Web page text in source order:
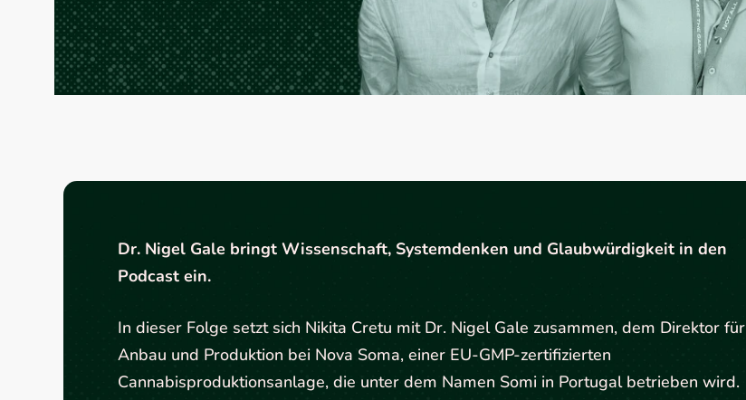
Dr. Nigel Gale bringt Wissenschaft, Systemdenken und Glaubwürdigkeit in den
Podcast ein.
In dieser Folge setzt sich Nikita Cretu mit Dr. Nigel Gale zusammen, dem Direktor für
Anbau und Produktion bei Nova Soma, einer EU-GMP-zertifizierten
Cannabisproduktionsanlage, die unter dem Namen Somi in Portugal betrieben wird.